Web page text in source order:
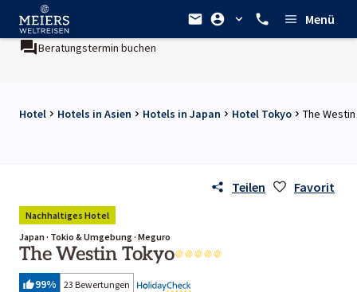
Menü
Beratungstermin buchen
Hotel Hotels in Asien Hotels in Japan Hotel Tokyo The
Teilen Favorit
Nachhaltiges Hotel
Japan · Tokio & Umgebung · Meguro
The Westin Tokyo
99% 23 Bewertungen